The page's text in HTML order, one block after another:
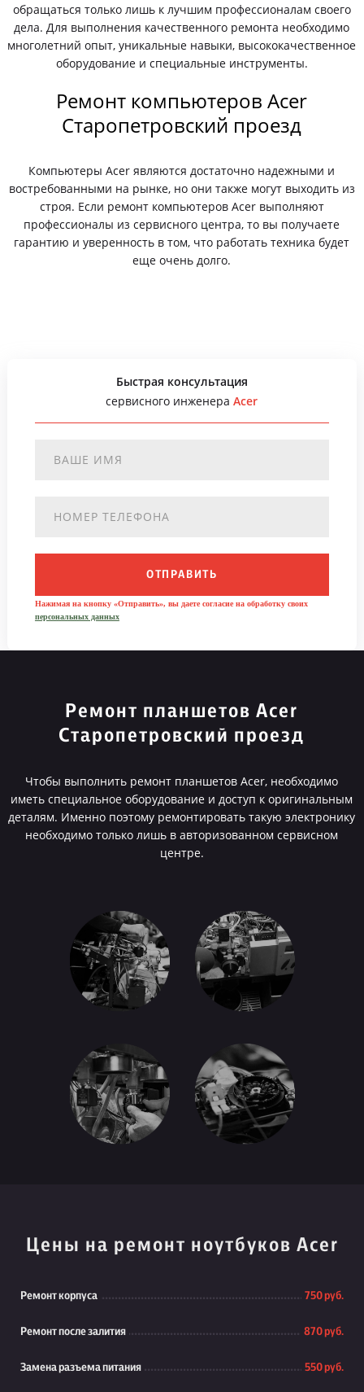
обращаться только лишь к лучшим профессионалам своего
дела. Для выполнения качественного ремонта необходимо
многолетний опыт, уникальные навыки, высококачественное
оборудование и специальные инструменты.
Ремонт компьютеров Acer
Старопетровский проезд
Компьютеры Acer являются достаточно надежными и
востребованными на рынке, но они также могут выходить из
строя. Если ремонт компьютеров Acer выполняют
профессионалы из сервисного центра, то вы получаете
гарантию и уверенность в том, что работать техника будет
еще очень долго.
Быстрая консультация
сервисного инженераAcer
ОТПРАВИТЬ
Нажимая на кнопку «Отправить», вы даете согласие на обработку своих
персональных данных
Ремонт планшетов Acer
Старопетровский проезд
Чтобы выполнить ремонт планшетов Acer, необходимо
иметь специальное оборудование и доступ к оригинальным
деталям. Именно поэтому ремонтировать такую электронику
необходимо только лишь в авторизованном сервисном
центре.
Цены на ремонт ноутбуков Acer
Ремонт корпуса 750 руб.
Ремонт после залития 870 руб.
Замена разъема питания 550 руб.